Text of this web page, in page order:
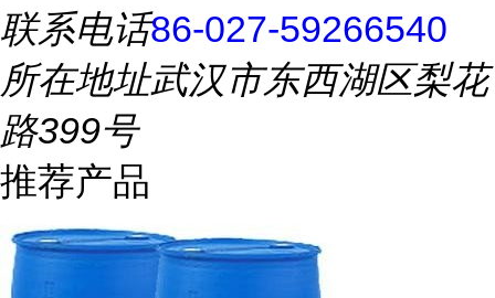
联系电话86-027-59266540
所在地址武汉市东西湖区梨花
路399号
推荐产品